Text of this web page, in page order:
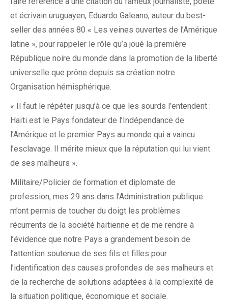
et écrivain uruguayen, Eduardo Galeano, auteur du best-
seller des années 80 « Les veines ouvertes de l’Amérique
latine », pour rappeler le rôle qu’a joué la première
République noire du monde dans la promotion de la liberté
universelle que prône depuis sa création notre
Organisation hémisphérique.
« Il faut le répéter jusqu’à ce que les sourds l’entendent :
Haïti est le Pays fondateur de l’Indépendance de
l’Amérique et le premier Pays au monde qui a vaincu
l’esclavage. Il mérite mieux que la réputation qui lui vient
de ses malheurs ».
Militaire/Policier de formation et diplomate de
profession, mes 29 ans dans l’Administration publique
m’ont permis de toucher du doigt les problèmes
récurrents de la société haïtienne et de me rendre à
l’évidence que notre Pays a grandement besoin de
l’attention soutenue de ses fils et filles pour
l’identification des causes profondes de ses malheurs et
de la recherche de solutions adaptées à la complexité de
la situation politique, économique et sociale.